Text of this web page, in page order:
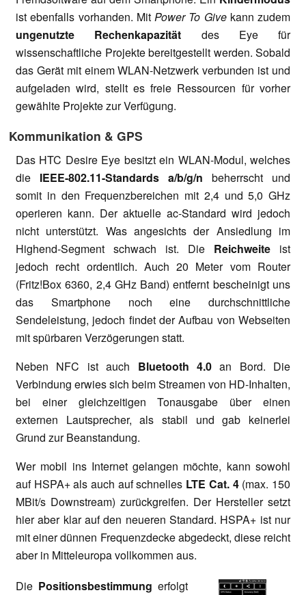
ist ebenfalls vorhanden. Mit Power To Give kann zudem
ungenutzte Rechenkapazität des Eye für
wissenschaftliche Projekte bereitgestellt werden. Sobald
das Gerät mit einem WLAN-Netzwerk verbunden ist und
aufgeladen wird, stellt es freie Ressourcen für vorher
gewählte Projekte zur Verfügung.
Kommunikation & GPS
Das HTC Desire Eye besitzt ein WLAN-Modul, welches
die IEEE-802.11-Standards a/b/g/n beherrscht und
somit in den Frequenzbereichen mit 2,4 und 5,0 GHz
operieren kann. Der aktuelle ac-Standard wird jedoch
nicht unterstützt. Was angesichts der Ansiedlung im
Highend-Segment schwach ist. Die Reichweite ist
jedoch recht ordentlich. Auch 20 Meter vom Router
(Fritz!Box 6360, 2,4 GHz Band) entfernt bescheinigt uns
das Smartphone noch eine durchschnittliche
Sendeleistung, jedoch findet der Aufbau von Webseiten
mit spürbaren Verzögerungen statt.
Neben NFC ist auch Bluetooth 4.0an Bord. Die
Verbindung erwies sich beim Streamen von HD-Inhalten,
bei einer gleichzeitigen Tonausgabe über einen
externen Lautsprecher, als stabil und gab keinerlei
Grund zur Beanstandung.
Wer mobil ins Internet gelangen möchte, kann sowohl
auf HSPA+ als auch auf schnelles LTE Cat. 4(max. 150
MBit/s Downstream) zurückgreifen. Der Hersteller setzt
hier aber klar auf den neueren Standard. HSPA+ ist nur
mit einer dünnen Frequenzdecke abgedeckt, diese reicht
aber in Mitteleuropa vollkommen aus.
Die Positionsbestimmung erfolgt